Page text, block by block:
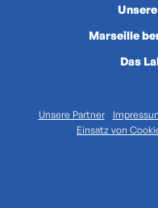
Marseille
Das
Unsere Partner
Einsatz von